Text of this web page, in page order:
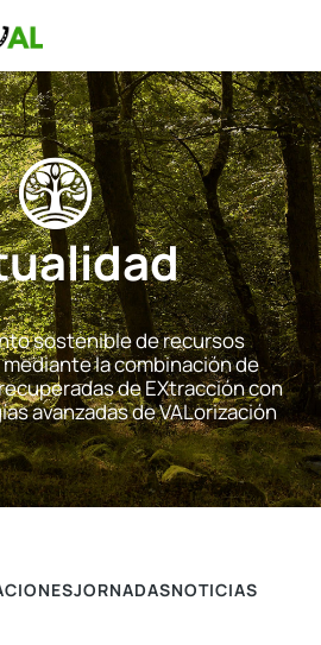
sostenible de recursos
la combinación de
de EXtracción con
avanzadas de VALorización
JORNADASNOTICIAS